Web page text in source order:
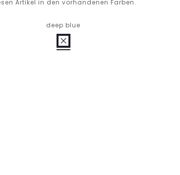
Artikel in den vorhandenen Farben.
deep blue